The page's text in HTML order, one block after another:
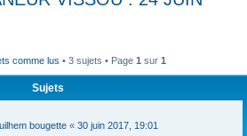
comme lus • 3 sujets • Page 1 sur 1
Sujets
bougette « 30 juin 2017, 19:01